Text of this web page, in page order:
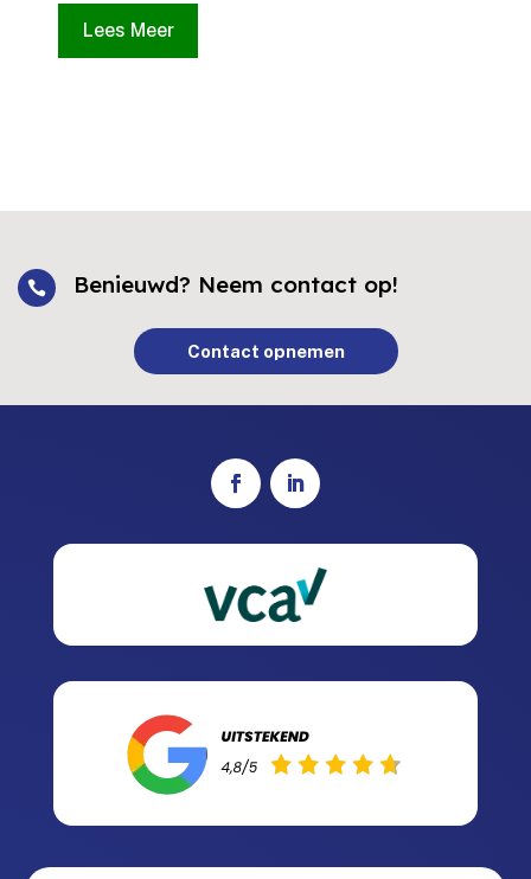
Lees Meer
 Benieuwd? Neem contact op!
Contact opnemen